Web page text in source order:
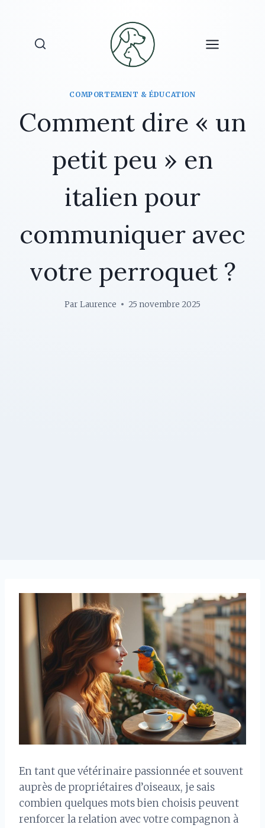
contenu
COMPORTEMENT & ÉDUCATION
Comment dire « un
petit peu » en
italien pour
communiquer avec
votre perroquet ?
Par Laurence 25 novembre 2025
En tant que vétérinaire passionnée et souvent
auprès de propriétaires d’oiseaux, je sais
combien quelques mots bien choisis peuvent
renforcer la relation avec votre compagnon à